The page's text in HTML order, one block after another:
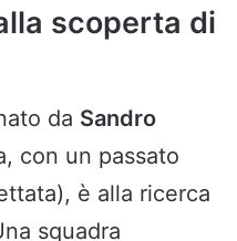
scoperta di
da Sandro
con un passato
è alla ricerca
squadra